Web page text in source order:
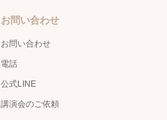
お問い合わせ
お問い合わせ
電話
公式LINE
講演会のご依頼